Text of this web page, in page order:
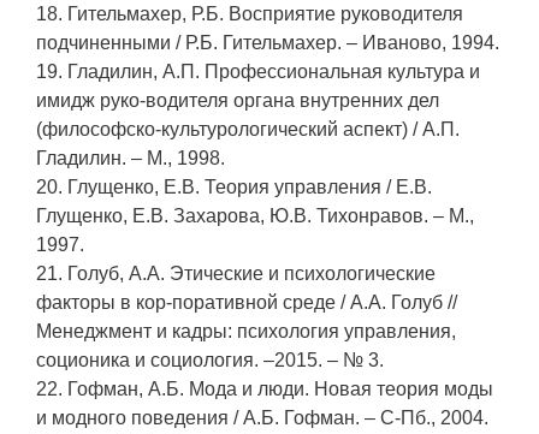
18. Гительмахер, Р.Б. Восприятие руководителя
подчиненными / Р.Б. Гительмахер. – Иваново, 1994.
19. Гладилин, А.П. Профессиональная культура и
имидж руко-водителя органа внутренних дел
(философско-культурологический аспект) / А.П.
Гладилин. – М., 1998.
20. Глущенко, Е.В. Теория управления / Е.В.
Глущенко, Е.В. Захарова, Ю.В. Тихонравов. – М.,
1997.
21. Голуб, А.А. Этические и психологические
факторы в кор-поративной среде / А.А. Голуб //
Менеджмент и кадры: психология управления,
соционика и социология. –2015. – № 3.
22. Гофман, А.Б. Мода и люди. Новая теория моды
и модного поведения / А.Б. Гофман. – С-Пб., 2004.